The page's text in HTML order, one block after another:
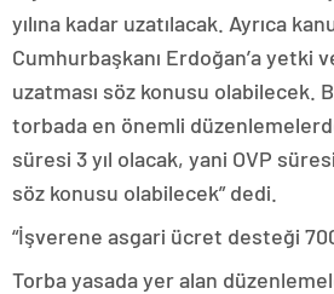
yılına kadar uzatılacak. Ayrıca
Cumhurbaşkanı Erdoğan’a yetki
uzatması söz konusu olabilecek.
torbada en önemli
süresi 3 yıl olacak, yani OVP
söz konusu olabilecek” dedi.
“İşverene asgari ücret desteği
Torba yasada yer alan